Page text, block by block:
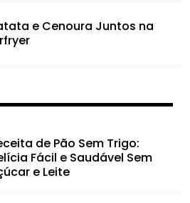
e Cenoura Juntos na
de Pão Sem Trigo:
Fácil e Saudável Sem
e Leite